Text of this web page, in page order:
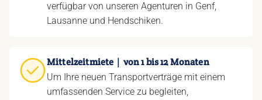
verfügbar von unseren Agenturen in Genf,
Lausanne und Hendschiken.
Mittelzeitmiete｜von 1 bis 12 Monaten
Um Ihre neuen Transportverträge mit einem
umfassenden Service zu begleiten,